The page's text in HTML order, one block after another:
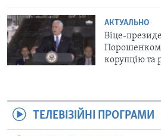
АКТУАЛЬНО
Віце-
Порошенком
корупцію та
ТЕЛЕВІЗІЙНІ ПРОГРАМИ